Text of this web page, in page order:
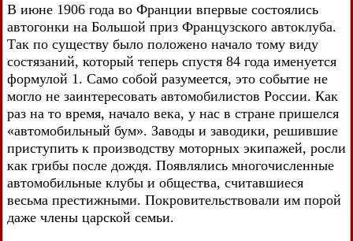
В июне 1906 года во Франции впервые состоялись
автогонки на Большой приз Французского автоклуба.
Так по существу было положено начало тому виду
состязаний, который теперь спустя 84 года именуется
формулой 1. Само собой разумеется, это событие не
могло не заинтересовать автомобилистов России. Как
раз на то время, начало века, у нас в стране пришелся
«автомобильный бум». Заводы и заводики, решившие
приступить к производству моторных экипажей, росли
как грибы после дождя. Появлялись многочисленные
автомобильные клубы и общества, считавшиеся
весьма престижными. Покровительствовали им порой
даже члены царской семьи.